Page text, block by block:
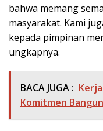
bahwa memang
masyarakat. Kami
kepada pimpinan
ungkapnya.
BACA JUGA :
Komitmen